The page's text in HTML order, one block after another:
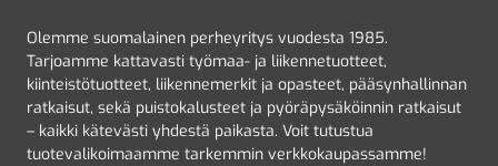
Olemme suomalainen perheyritys vuodesta 1985.
Tarjoamme kattavasti työmaa- ja liikennetuotteet,
kiinteistötuotteet, liikennemerkit ja opasteet, pääsynhallinnan
ratkaisut, sekä puistokalusteet ja pyöräpysäköinnin ratkaisut
– kaikki kätevästi yhdestä paikasta. Voit tutustua
tuotevalikoimaamme tarkemmin verkkokaupassamme!